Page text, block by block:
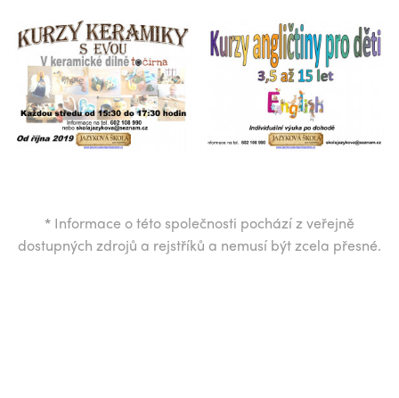
* Informace o této společnosti pochází z veřejně
dostupných zdrojů a rejstříků a nemusí být zcela přesné.